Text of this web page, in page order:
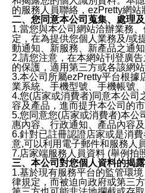
的服務人員聯絡，ezPretty網站
二、您同意本公司蒐集、處理
1.當您與本公司網站洽辦業務
定，在為提供您個人業務及/或
動通知、新服務、新產品之通
2.請您注意，在本網站刊登廣
的保護，適用第三方或各該網
3.本公司所屬ezPretty平台根據
業系統、手機型號、手機帳號
4.您(店家或消費者)同意本公司
容及產品，進而提升本公司的
5.您同意您(店家或消費者)本公
惠內容、行政通知、產品內容
6.針對已註冊認證店家或是消
意,可以利用電子郵件和服務人
7.店家端服務人員資料 (舉例拍
三、本公司對您個人資料的揭露
1.基於現有服務平台的監管環
律規定，而被迫向政府或第三方